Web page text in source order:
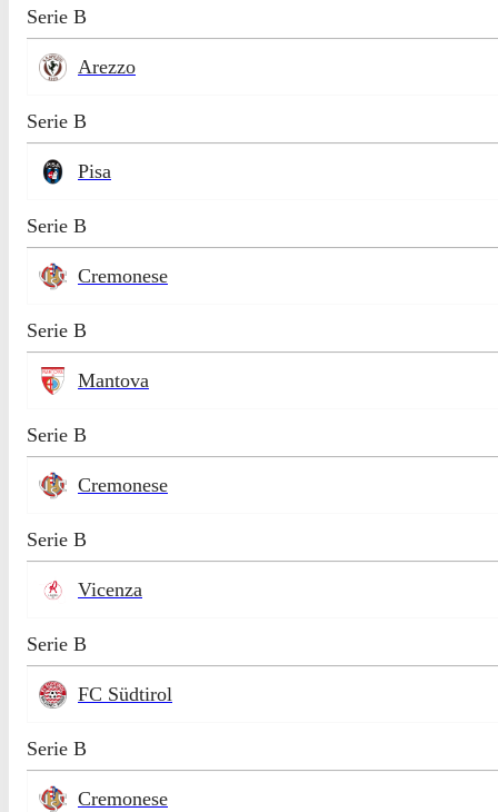
Serie B
Arezzo
Serie B
Pisa
Serie B
Cremonese
Serie B
Mantova
Serie B
Cremonese
Serie B
Vicenza
Serie B
FC Südtirol
Serie B
Cremonese